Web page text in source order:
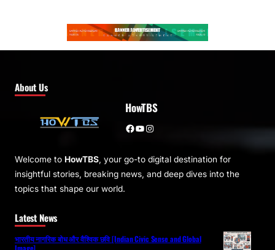
About Us
HowTBS
Facebook YouTube Instagram
Welcome to HowTBS , your go-to digital destination for
insightful stories, breaking news, and deep dives into the
topics that shape our world.
Latest News
भारतीय नागरिक बोध और वैश्विक छवि [Indian Civic Sense and Global
Image]